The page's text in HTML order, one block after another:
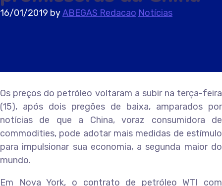
16/01/2019 byABEGAS Redacao Notícias
Os preços do petróleo voltaram a subir na terça-feira
(15), após dois pregões de baixa, amparados por
notícias de que a China, voraz consumidora de
commodities, pode adotar mais medidas de estímulo
para impulsionar sua economia, a segunda maior do
mundo.
Em Nova York, o contrato de petróleo WTI com